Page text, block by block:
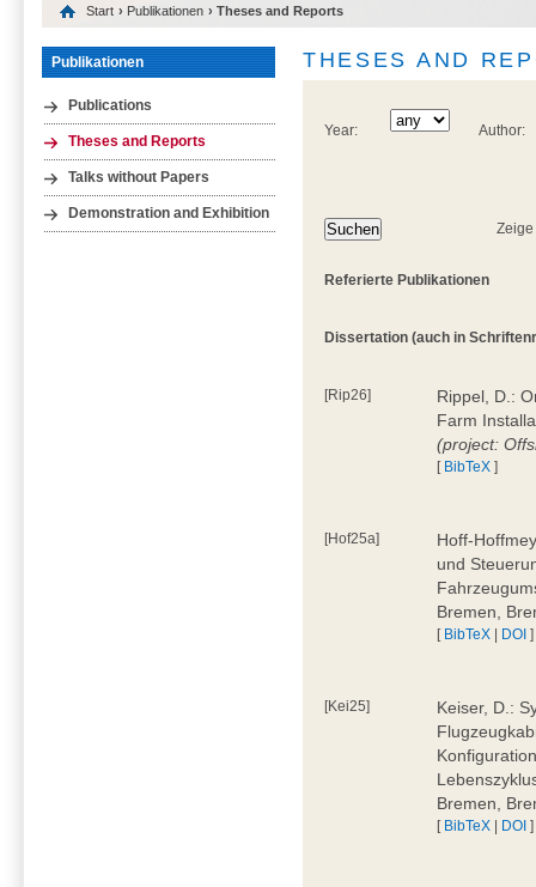
Start › Publikationen › Theses and Reports
Publikationen
Publications
Theses and Reports
Talks without Papers
Demonstration and Exhibition
THESES AND
Year: Author:
Referierte Publikationen
Dissertation (auch in
[Rip26]
Rippel, D.:
Farm
(project:
[ BibTeX ]
[Hof25a]
Hoff-
und
Bremen,
[ BibTeX | DOI ]
[Kei25]
Keiser, D.:
Bremen,
[ BibTeX | DOI ]